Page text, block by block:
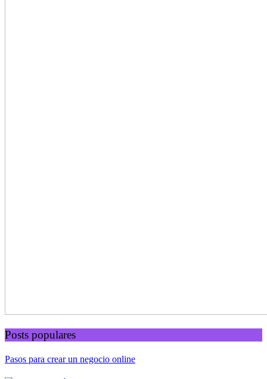
Posts populares
Pasos para crear un negocio online